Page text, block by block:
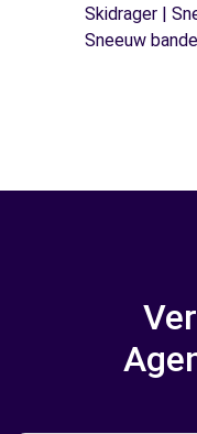
Skidrager |
Sneeuw